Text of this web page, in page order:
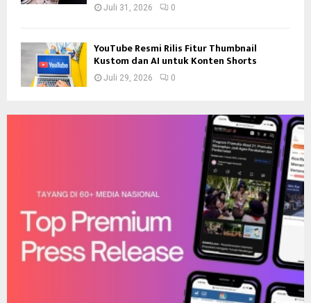
Juli 31, 2026 0
YouTube Resmi Rilis Fitur Thumbnail
Kustom dan AI untuk Konten Shorts
Juli 29, 2026 0